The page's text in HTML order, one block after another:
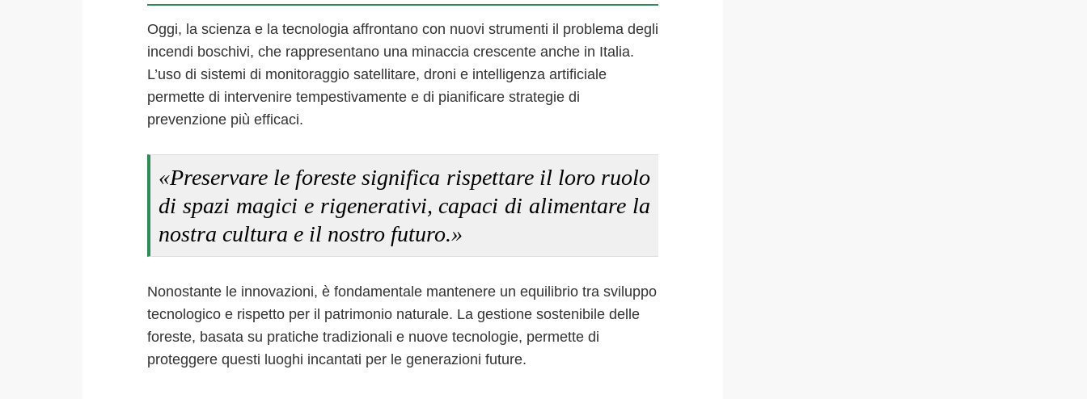
Oggi, la scienza e la tecnologia affrontano con nuovi strumenti il problema degli
incendi boschivi, che rappresentano una minaccia crescente anche in Italia.
L’uso di sistemi di monitoraggio satellitare, droni e intelligenza artificiale
permette di intervenire tempestivamente e di pianificare strategie di
prevenzione più efficaci.
«Preservare le foreste significa rispettare il loro ruolo
di spazi magici e rigenerativi, capaci di alimentare la
nostra cultura e il nostro futuro.»
Nonostante le innovazioni, è fondamentale mantenere un equilibrio tra sviluppo
tecnologico e rispetto per il patrimonio naturale. La gestione sostenibile delle
foreste, basata su pratiche tradizionali e nuove tecnologie, permette di
proteggere questi luoghi incantati per le generazioni future.